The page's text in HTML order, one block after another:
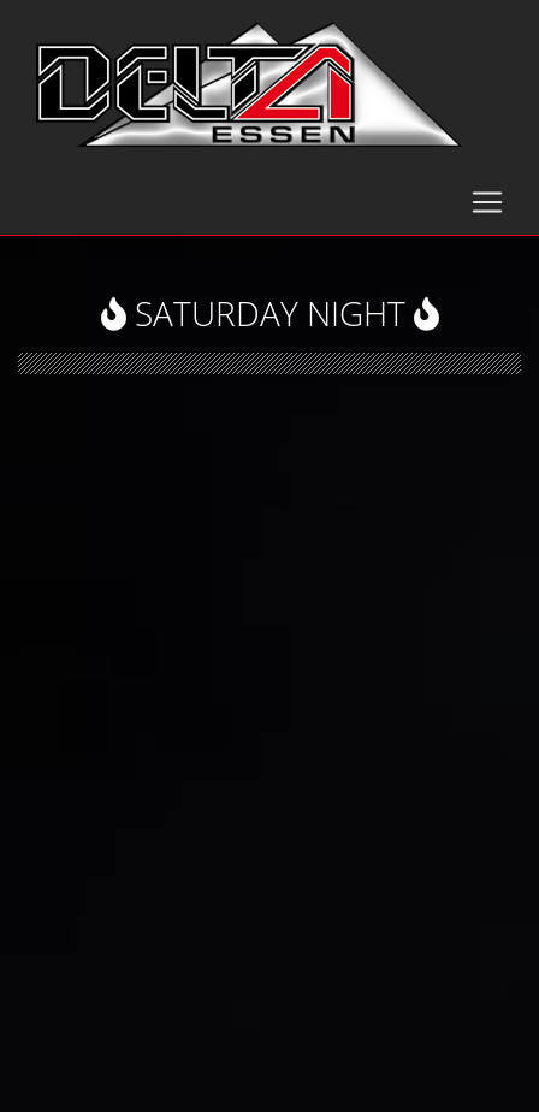
SATURDAY NIGHT